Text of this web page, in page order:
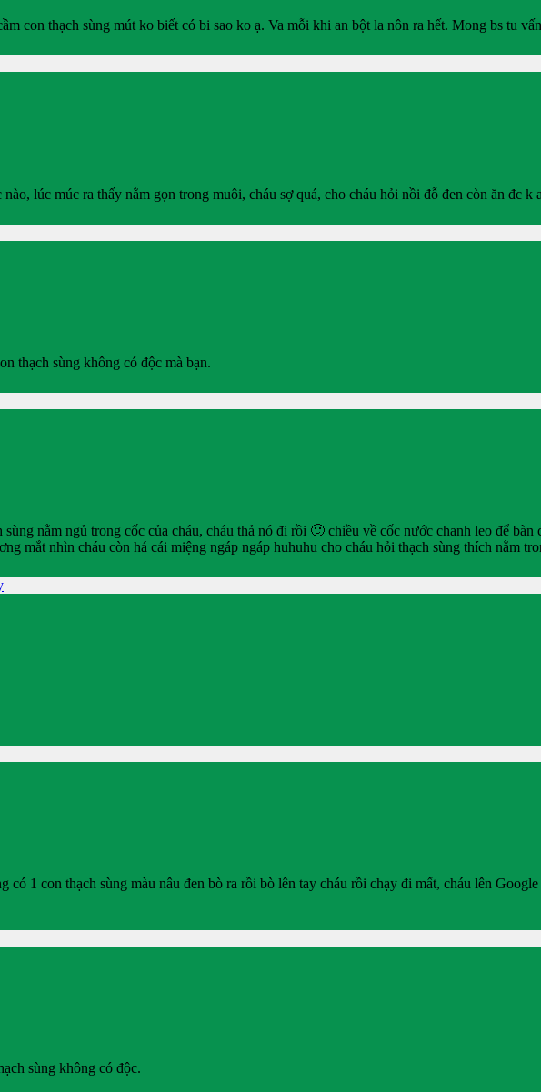
con thạch sùng mút ko biết có bi sao ko ạ. Va mỗi khi an bột la nôn ra hết. Mong bs tu vấn
lúc múc ra thấy nằm gọn trong muôi, cháu sợ quá, cho cháu hỏi nồi đỗ đen còn ăn đc k
thạch sùng không có độc mà bạn.
nằm ngủ trong cốc của cháu, cháu thả nó đi rồi 🙂 chiều về cốc nước chanh leo để bàn
mắt nhìn cháu còn há cái miệng ngáp ngáp huhuhu cho cháu hỏi thạch sùng thích nằm
có 1 con thạch sùng màu nâu đen bò ra rồi bò lên tay cháu rồi chạy đi mất, cháu lên
sùng không có độc.